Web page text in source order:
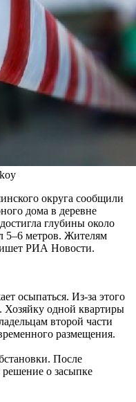
округа сообщили
дома в деревне
глубины около
5–6 метров. Жителям
РИА Новости.
осыпаться. Из-за этого
Хозяйку одной квартиры
второй части
размещения.
После
о засыпке